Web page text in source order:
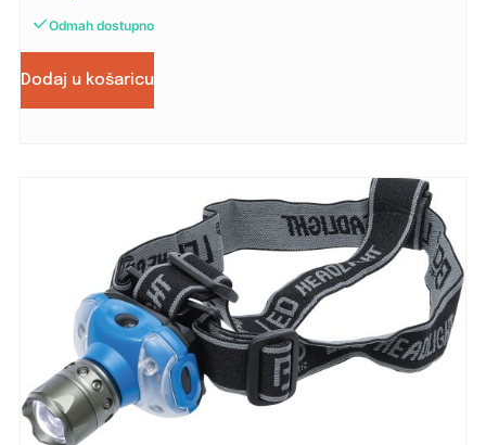
Odmah dostupno
Dodaj u košaricu